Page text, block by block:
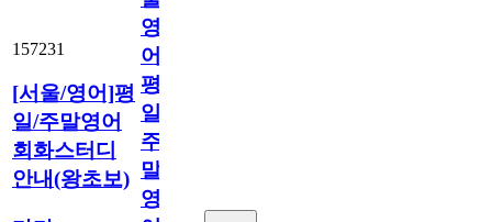
157231
[서울/영어]평
일/주말영어
회화스터디
안내(왕초보)
영
어]
평
일/
주
말
영